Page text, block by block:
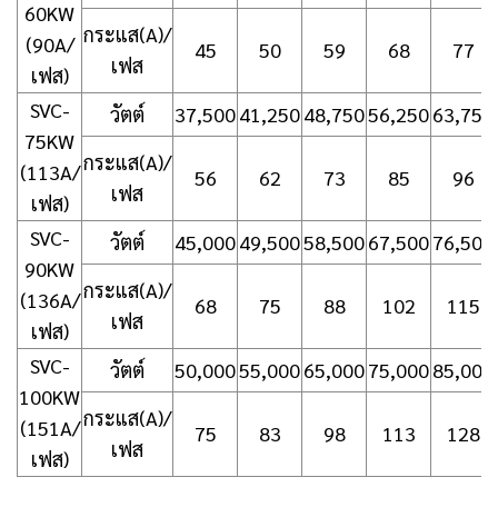
60KW
(90A/
เฟส)
กระแส(A)/
เฟส
45 50 59 68 77
SVC-
75KW
(113A/
เฟส)
วัตต์ 37,50041,25048,75056,25063,750
กระแส(A)/
เฟส
56 62 73 85 96
SVC-
90KW
(136A/
เฟส)
วัตต์ 45,00049,50058,50067,50076,500
กระแส(A)/
เฟส
68 75 88 102 115
SVC-
100KW
(151A/
เฟส)
วัตต์ 50,00055,00065,00075,00085,000
กระแส(A)/
เฟส
75 83 98 113 128